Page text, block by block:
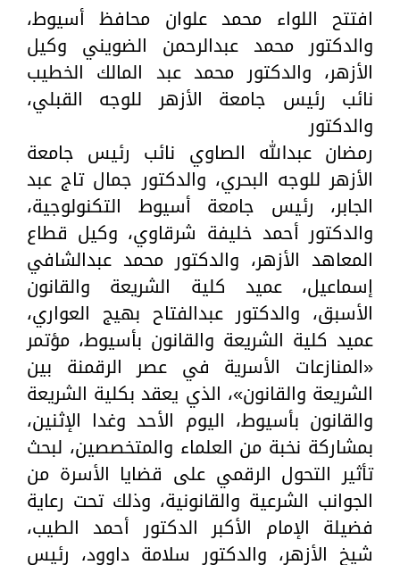
افتتح اللواء محمد علوان محافظ أسيوط،
والدكتور محمد عبدالرحمن الضويني وكيل
الأزهر، والدكتور محمد عبد المالك الخطيب
نائب رئيس جامعة الأزهر للوجه القبلي،
والدكتور
رمضان عبدالله الصاوي نائب رئيس جامعة
الأزهر للوجه البحري، والدكتور جمال تاج عبد
الجابر، رئيس جامعة أسيوط التكنولوجية،
والدكتور أحمد خليفة شرقاوي، وكيل قطاع
المعاهد الأزهر، والدكتور محمد عبدالشافي
إسماعيل، عميد كلية الشريعة والقانون
الأسبق، والدكتور عبدالفتاح بهيج العواري،
عميد كلية الشريعة والقانون بأسيوط، مؤتمر
«المنازعات الأسرية في عصر الرقمنة بين
الشريعة والقانون»، الذي يعقد بكلية الشريعة
والقانون بأسيوط، اليوم الأحد وغدا الإثنين،
بمشاركة نخبة من العلماء والمتخصصين، لبحث
تأثير التحول الرقمي على قضايا الأسرة من
الجوانب الشرعية والقانونية، وذلك تحت رعاية
فضيلة الإمام الأكبر الدكتور أحمد الطيب،
شيخ الأزهر، والدكتور سلامة داوود، رئيس